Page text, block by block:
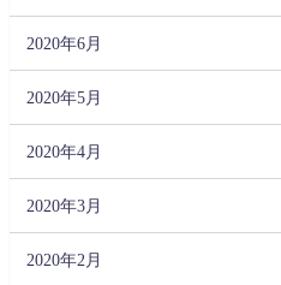
2020年6月
2020年5月
2020年4月
2020年3月
2020年2月